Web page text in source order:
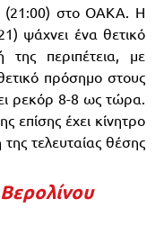
(21:00) στο ΟΑΚΑ. Η
ψάχνει ένα θετικό
της περιπέτεια, με
πρόσημο στους
ρεκόρ 8-8 ως τώρα.
επίσης έχει κίνητρο
τελευταίας θέσης